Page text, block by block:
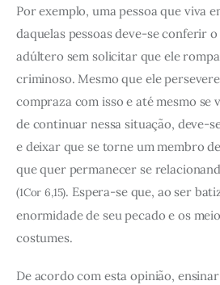
Por exemplo, uma pessoa que viva
daquelas pessoas deve-se conferir
adúltero sem solicitar que ele
criminoso. Mesmo que ele
compraza com isso e até mesmo se
de continuar nessa situação, deve-
e deixar que se torne um membro
que quer permanecer se
(1Cor 6,15). Espera-se que, ao ser
enormidade de seu pecado e os
costumes.
De acordo com esta opinião,